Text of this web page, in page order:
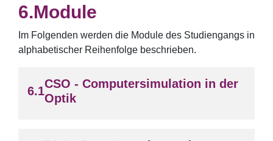
Module
Im Folgenden werden die Module des Studiengangs in
alphabetischer Reihenfolge beschrieben.
CSO - Computersimulation in der
Optik